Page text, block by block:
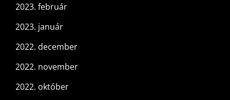
2023. február
2023. január
2022. december
2022. november
2022. október